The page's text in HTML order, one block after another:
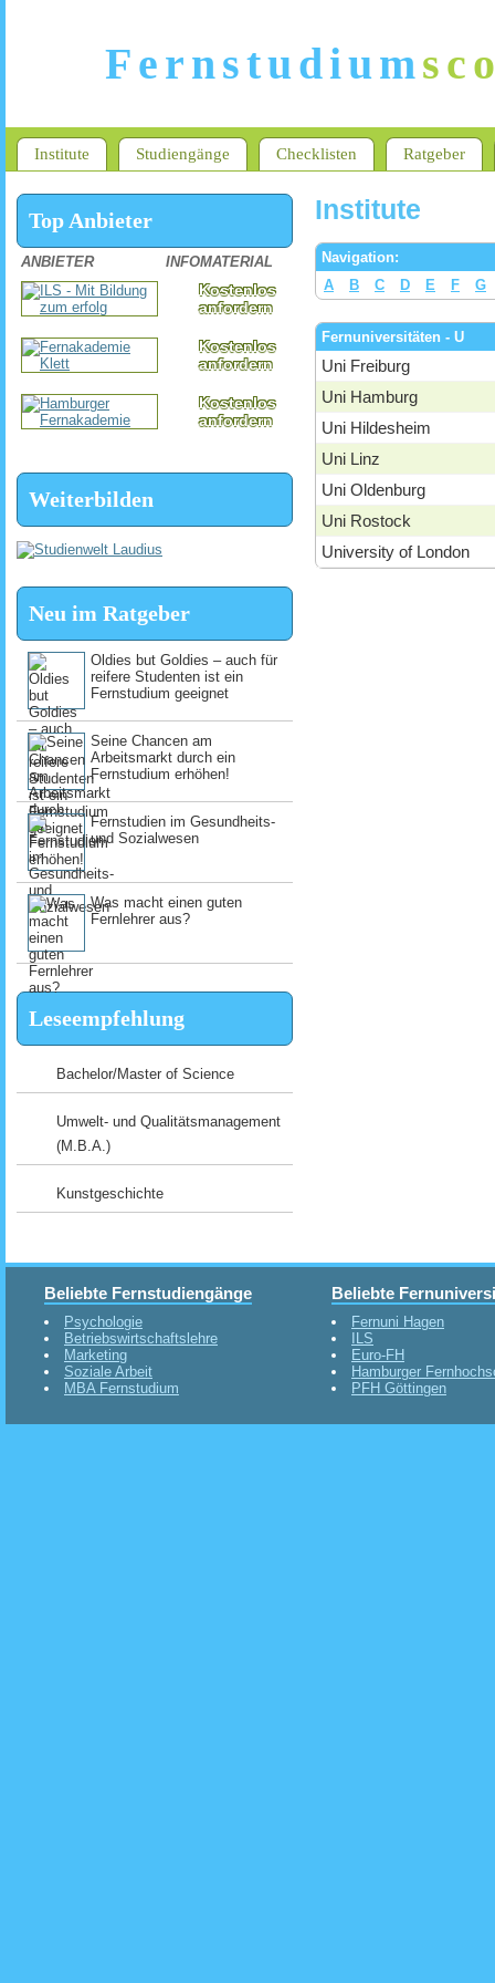
Fernstudium
Institute Studiengänge Checklisten Ratgeber
Institute
Navigation:
A
B C D E F G
Fernuniversitäten - U
Uni Freiburg
Uni Hamburg
Uni Hildesheim
Uni Linz
Uni Oldenburg
Uni Rostock
University of London
Top Anbieter
ANBIETER INFOMATERIAL
Kostenlos
anfordern
Kostenlos
anfordern
Kostenlos
anfordern
Weiterbilden
Neu im Ratgeber
Oldies but Goldies – auch für
reifere Studenten ist ein
Fernstudium geeignet
Seine Chancen am
Arbeitsmarkt durch ein
Fernstudium erhöhen!
Fernstudien im Gesundheits-
und Sozialwesen
Was macht einen guten
Fernlehrer aus?
Leseempfehlung
Bachelor/Master of Science
Umwelt- und Qualitätsmanagement
(M.B.A.)
Kunstgeschichte
Beliebte Fernstudiengänge
Psychologie
Betriebswirtschaftslehre
Marketing
Soziale Arbeit
MBA Fernstudium
Beliebte
Fernuni Hagen
ILS
Euro-FH
Hamburger
PFH Göttingen